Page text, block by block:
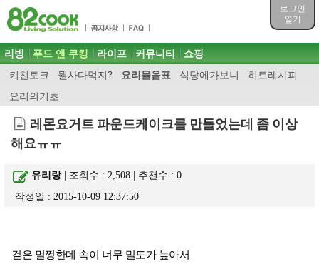
로그인
열기
목차
주메뉴 바로가기
컨텐츠 바로가기
검색 바로가기
로그인 바로가기
주메뉴
리빙 푸드 앤 쿠킹
키친토크 뭘사다먹지? 요리물음표 식당에가보니
히트레시피
요리의기초
라이프 커뮤니티 쇼핑
레몬요거트 파운드케이크를 만들었는데 좀 이상
해요ㅠㅠ
유리랑| 조회수 : 2,508 | 추천수 :0
작성일 : 2015-10-09 12:37:50
겉은 멀쩡한데 속이 너무 밀도가 높아서